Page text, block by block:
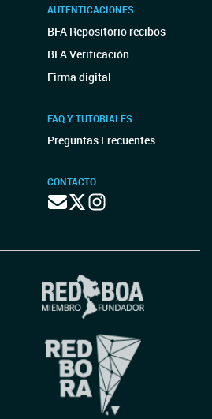
AUTENTICACIONES
BFA Repositorio recibos
BFA Verificación
Firma digital
FAQ Y TUTORIALES
Preguntas Frecuentes
CONTACTO